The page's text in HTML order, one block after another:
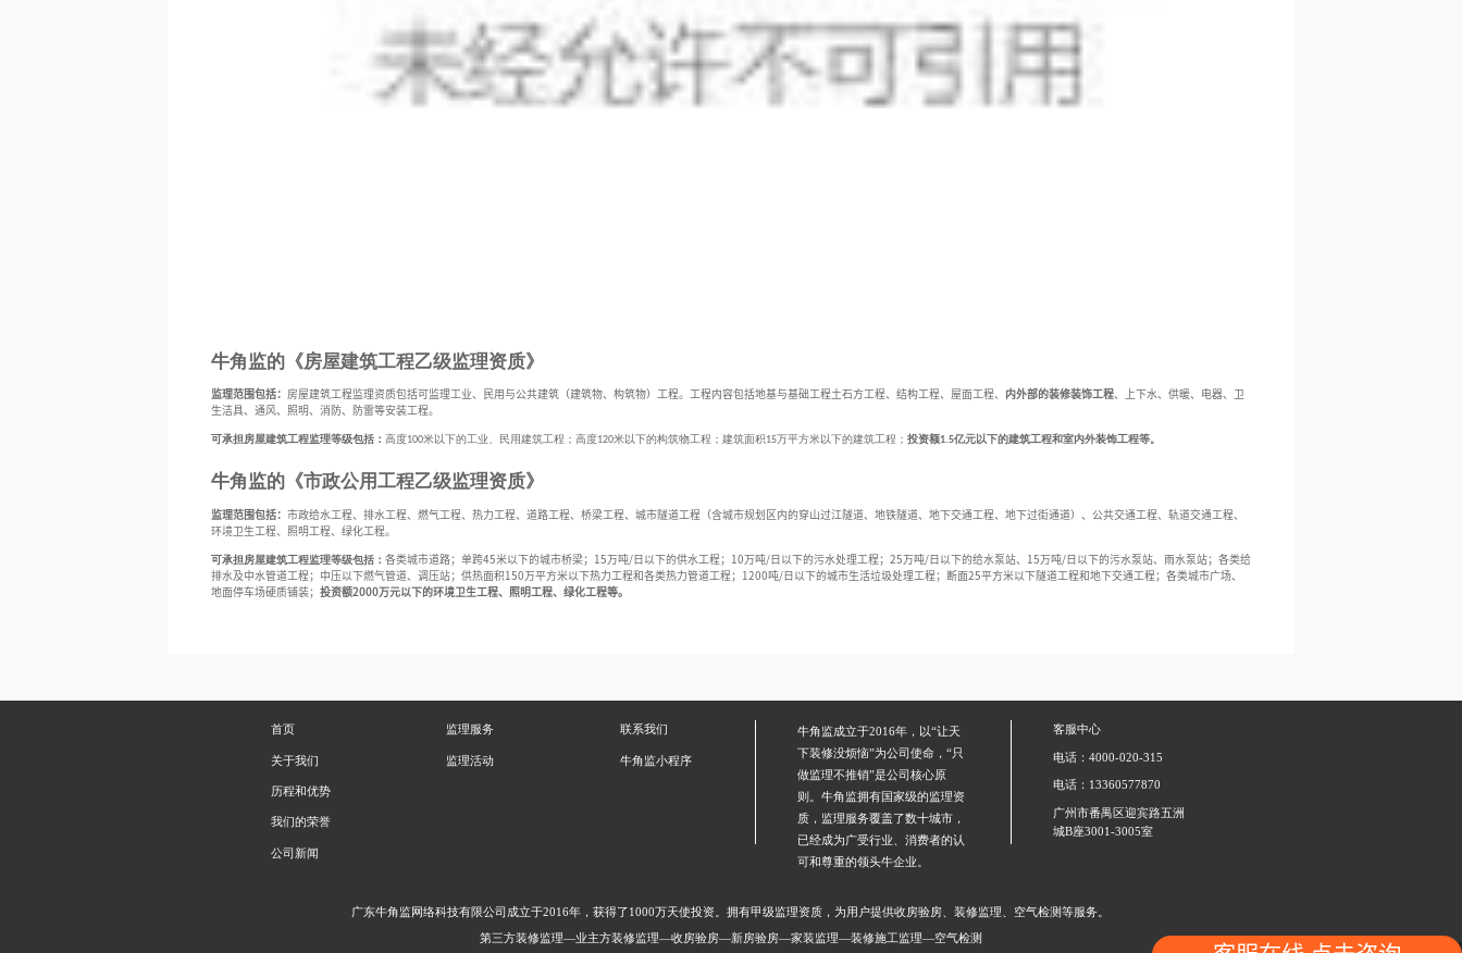
牛角监的《房屋建筑工程乙级监理资质》
监理范围包括： 房屋建筑工程监理资质包括可监理工业、民用与公共建筑（建筑物、构筑物）工程。工程内容包括地基与基础工程土石方工程、结构工程、屋面工程、 内外部的装修装饰工程、上下水、供暖、电器、卫
生洁具、通风、照明、消防、防雷等安装工程。
可承担房屋建筑工程监理等级包括： 高度100米以下的工业、民用建筑工程；高度120米以下的构筑物工程；建筑面积15万平方米以下的建筑工程； 投资额1.5亿元以下的建筑工程和室内外装饰工程等。
牛角监的《市政公用工程乙级监理资质》
监理范围包括： 市政给水工程、排水工程、燃气工程、热力工程、道路工程、桥梁工程、城市隧道工程（含城市规划区内的穿山过江隧道、地铁隧道、地下交通工程、地下过街通道）、公共交通工程、轨道交通工程、
环境卫生工程、照明工程、绿化工程。
可承担房屋建筑工程监理等级包括： 各类城市道路；单跨45米以下的城市桥梁； 15万吨/日以下的供水工程； 10万吨/日以下的污水处理工程； 25万吨/日以下的给水泵站、 15万吨/日以下的污水泵站、雨水泵站；各类给
排水及中水管道工程；中压以下燃气管道、调压站；供热面积 150万平方米以下热力工程和各类热力管道工程； 1200 吨/日以下的城市生活垃圾处理工程；断面25平方米以下隧道工程和地下交通工程；各类城市广场、
地面停车场硬质铺装； 投资额2000万元以下的环境卫生工程、照明工程、绿化工程等。
首页
关于我们
历程和优势
我们的荣誉
公司新闻
监理服务
监理活动
联系我们
牛角监小程序
牛角监成立于2016年，以“让天
下装修没烦恼”为公司使命，“只
做监理不推销”是公司核心原
则。牛角监拥有国家级的监理资
质，监理服务覆盖了数十城市，
已经成为广受行业、消费者的认
可和尊重的领头牛企业。
客服中心
电话：4000-020-315
电话：13360577870
广州市番禺区迎宾路五洲
城B座3001-3005室
广东牛角监网络科技有限公司成立于2016年，获得了1000万天使投资。拥有甲级监理资质，为用户提供收房验房、装修监理、空气检测等服务。
第三方装修监理—业主方装修监理—收房验房—新房验房—家装监理—装修施工监理—空气检测